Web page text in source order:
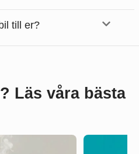
till er?
Läs våra bästa